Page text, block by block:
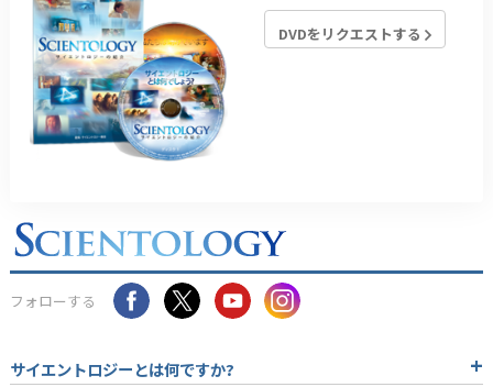
DVDをリクエストする
フォローする
サイエントロジーとは何ですか?